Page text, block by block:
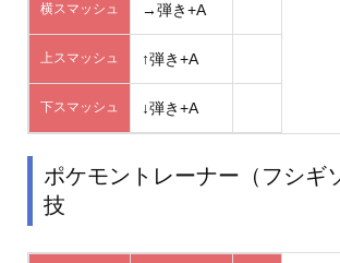
横スマッシュ →弾き+A
上スマッシュ ↑弾き+A
下スマッシュ ↓弾き+A
ポケモントレーナー（フシギ
技